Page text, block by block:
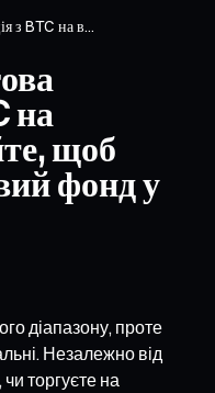
з BTC на в...
на
щоб
фонд у
діапазону, проте
Незалежно від
торгуєте на